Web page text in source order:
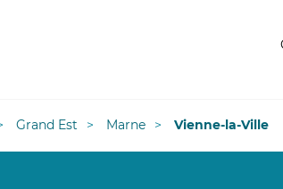
Grand Est Marne Vienne-la-Ville